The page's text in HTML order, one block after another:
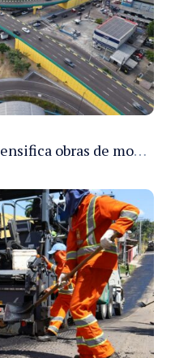
Prefeitura de Manaus intensifica obras de modernização no viaduto Miguel Arraes para ampliar segurança e acessibilidade na região